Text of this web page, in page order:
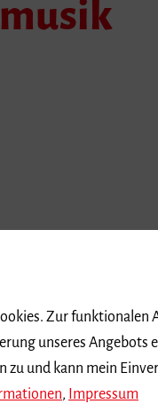
Zur funktionalen
unseres Angebots
zu und kann mein
, Impressum